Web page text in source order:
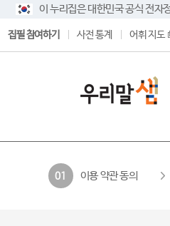
이 누리집은 대한민국 공식 전자
집필 참여하기 사전 통계 어휘 지도
01 이용 약관 동의